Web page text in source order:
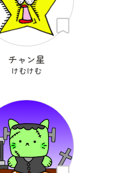
チャン星
けむけむ